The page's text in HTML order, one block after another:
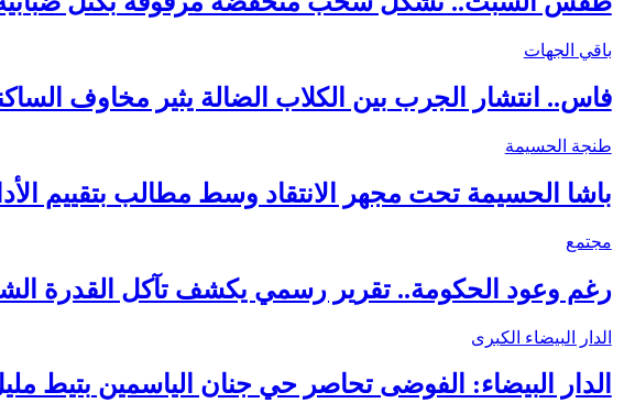
باقي الجهات
فاس.. انتشار الجرب بين الكلاب الضالة يثير مخاوف
طنجة الحسيمة
باشا الحسيمة تحت مجهر الانتقاد وسط مطالب بتقييم
مجتمع
رغم وعود الحكومة.. تقرير رسمي يكشف تآكل القدرة
الدار البيضاء الكبرى
الدار البيضاء: الفوضى تحاصر حي جنان الياسمين بتيط